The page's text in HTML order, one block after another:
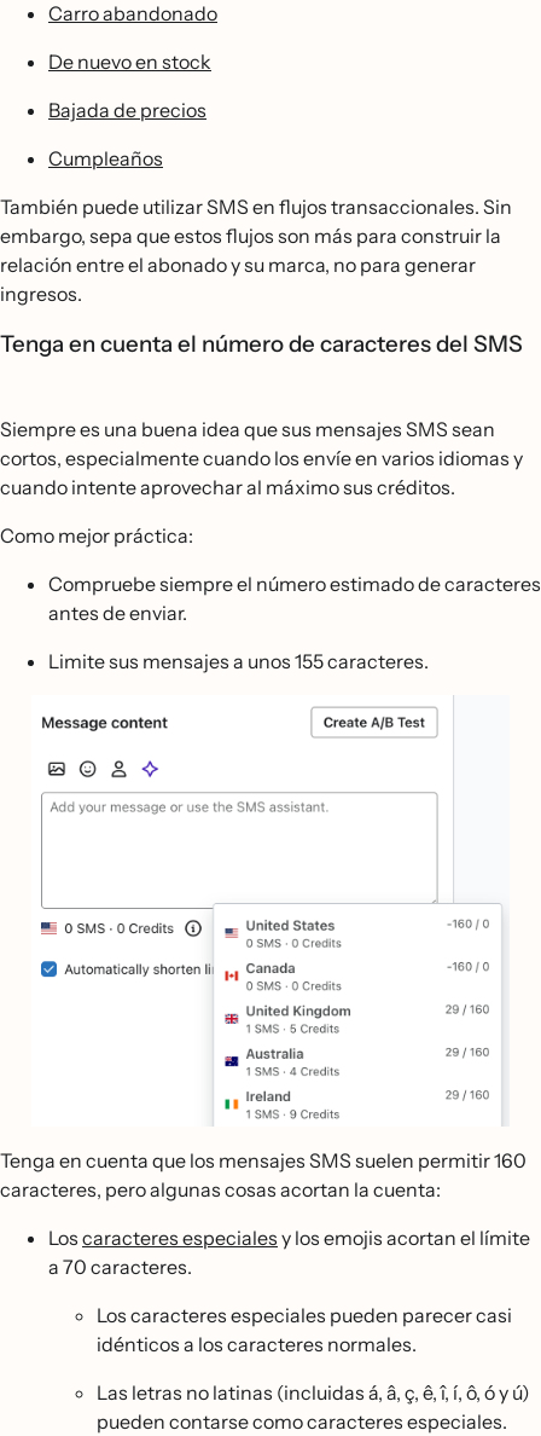
Carro abandonado
De nuevo en stock
Bajada de precios
Cumpleaños
También puede utilizar SMS en flujos transaccionales. Sin
embargo, sepa que estos flujos son más para construir la
relación entre el abonado y su marca, no para generar
ingresos.
Tenga en cuenta el número de caracteres del SMS
Siempre es una buena idea que sus mensajes SMS sean
cortos, especialmente cuando los envíe en varios idiomas y
cuando intente aprovechar al máximo sus créditos.
Como mejor práctica:
Compruebe siempre el número estimado de caracteres
antes de enviar.
Limite sus mensajes a unos 155 caracteres.
Tenga en cuenta que los mensajes SMS suelen permitir 160
caracteres, pero algunas cosas acortan la cuenta:
Los caracteres especiales y los emojis acortan el límite
a 70 caracteres.
Los caracteres especiales pueden parecer casi
idénticos a los caracteres normales.
Las letras no latinas (incluidas á, â, ç, ê, î, í, ô, ó y ú)
pueden contarse como caracteres especiales.